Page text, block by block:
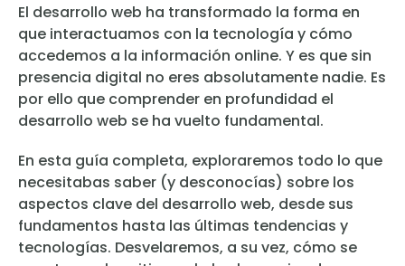
El desarrollo web ha transformado la forma en
que interactuamos con la tecnología y cómo
accedemos a la información online. Y es que sin
presencia digital no eres absolutamente nadie. Es
por ello que comprender en profundidad el
desarrollo web se ha vuelto fundamental.
En esta guía completa, exploraremos todo lo que
necesitabas saber (y desconocías) sobre los
aspectos clave del desarrollo web, desde sus
fundamentos hasta las últimas tendencias y
tecnologías. Desvelaremos, a su vez, cómo se